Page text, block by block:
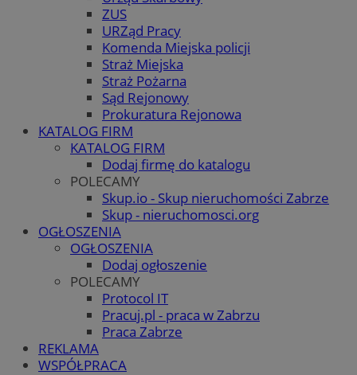
ZUS
URZąd Pracy
Komenda Miejska policji
Straż Miejska
Straż Pożarna
Sąd Rejonowy
Prokuratura Rejonowa
KATALOG FIRM
KATALOG FIRM
Dodaj firmę do katalogu
POLECAMY
Skup.io - Skup nieruchomości Zabrze
Skup - nieruchomosci.org
OGŁOSZENIA
OGŁOSZENIA
Dodaj ogłoszenie
POLECAMY
Protocol IT
Pracuj.pl - praca w Zabrzu
Praca Zabrze
REKLAMA
WSPÓŁPRACA